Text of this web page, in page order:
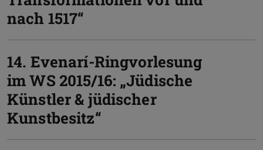
nach 1517“
14. Evenarí-Ringvorlesung
im WS 2015/16: „Jüdische
Künstler & jüdischer
Kunstbesitz“